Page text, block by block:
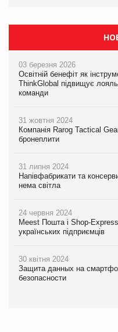
03 березня 2026
Освітній бенефіт як
ThinkGlobal підвищує
команди
31 жовтня 2024
Компанія Rarog Tactical
бронеплити
31 липня 2024
Напівфабрикати та
нема світла
24 червня 2024
Meest Пошта і Shop-
українських підприємців
30 квітня 2024
Защита данных на
безопасности